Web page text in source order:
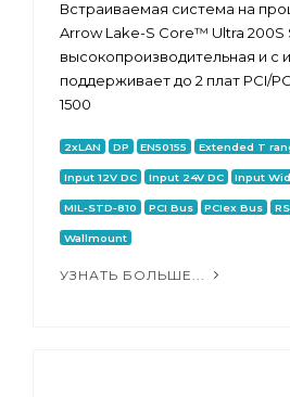
Встраиваемая система на
Arrow Lake-S Core™ Ultra 200S
высокопроизводительная и с
поддерживает до 2 плат PCI/
1500
2xLAN DP EN50155 Extended T
Input 12V DC Input 24V DC Input
MIL-STD-810 PCI Bus PCIex Bus
Wallmount
УЗНАТЬ БОЛЬШЕ...